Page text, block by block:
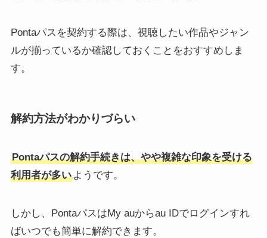
Pontaパスを契約する際は、視聴したい作品やジャン
ルが揃っているか確認しておくことをおすすめしま
す。
解約方法がわかりづらい
Pontaパスの解約手続きは、やや複雑な印象を受ける
利用者が多いようです。
しかし、PontaパスはMy auからau IDでログインすれ
ばいつでも簡単に解約できます。